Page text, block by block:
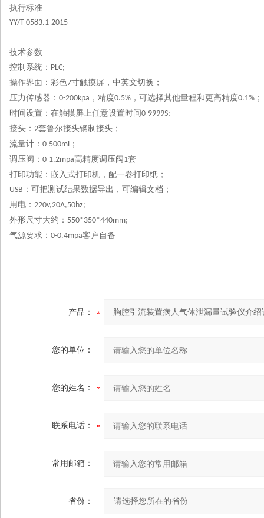
执行标准
YY/T 0583.1-2015
技术参数
控制系统： PLC;
操作界面：彩色7寸触摸屏，中英文切换；
压力传感器： 0-200kpa ，精度0.5% ，可选择其他量程和更高精度0.1% ；
时间设置：在触摸屏上任意设置时间0-9999S;
接头： 2套鲁尔接头钢制接头；
流量计： 0-500ml ；
调压阀： 0-1.2mpa高精度调压阀 1套
打印功能：嵌入式打印机，配一卷打印纸；
USB ：可把测试结果数据导出，可编辑文档；
用电： 220v,20A,50hz;
外形尺寸大约： 550*350*440mm;
气源要求： 0-0.4mpa客户自备
产品：
您的单位：
您的姓名：
联系电话：
常用邮箱：
省份：